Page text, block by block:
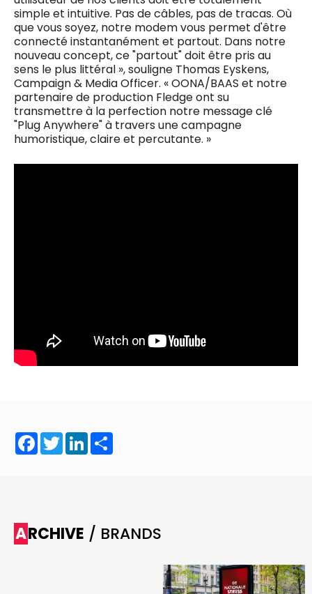
simple et intuitive. Pas de câbles, pas de tracas. Où
que vous soyez, notre modem vous permet d'être
connecté instantanément et partout. Dans notre
nouveau concept, ce "partout" doit être pris au
sens le plus littéral », souligne Thomas Eyskens,
Campaign & Media Officer. « OONA/BAAS et notre
partenaire de production Fledge ont su
transmettre à la perfection notre message clé
"Plug Anywhere" à travers une campagne
humoristique, claire et percutante. »
Facebook
TwitterLinkedIn
ARCHIVE / BRANDS